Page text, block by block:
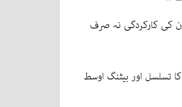
کی کارکردگی نہ صرف
2 سنچریاں اور 37 نصف سنچریاں شامل ہیں۔ ان کا تسلسل اور بیٹنگ اوسط